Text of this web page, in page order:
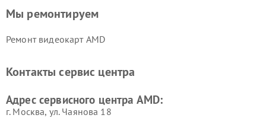
Мы ремонтируем
Ремонт видеокарт AMD
Контакты сервис центра
Адрес сервисного центра AMD:
г. Москва, ул. Чаянова 18